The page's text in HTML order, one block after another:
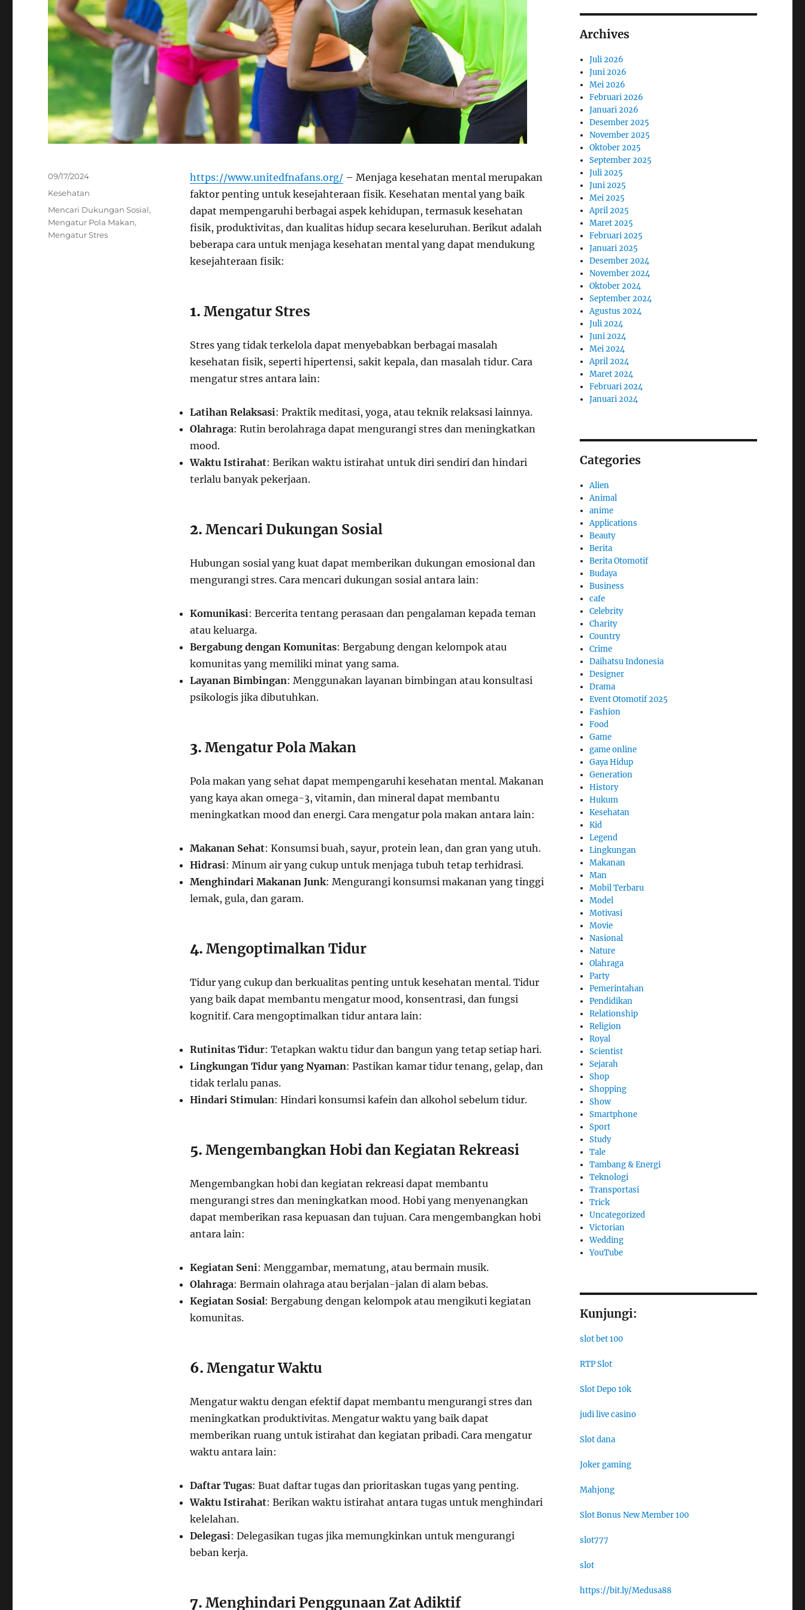
https://www.unitedfnafans.org/– Menjaga kesehatan mental merupakan
faktor penting untuk kesejahteraan fisik. Kesehatan mental yang baik
dapat mempengaruhi berbagai aspek kehidupan, termasuk kesehatan
fisik, produktivitas, dan kualitas hidup secara keseluruhan. Berikut adalah
beberapa cara untuk menjaga kesehatan mental yang dapat mendukung
kesejahteraan fisik:
1. Mengatur Stres
Stres yang tidak terkelola dapat menyebabkan berbagai masalah
kesehatan fisik, seperti hipertensi, sakit kepala, dan masalah tidur. Cara
mengatur stres antara lain:
Latihan Relaksasi: Praktik meditasi, yoga, atau teknik relaksasi lainnya.
Olahraga: Rutin berolahraga dapat mengurangi stres dan meningkatkan
mood.
Waktu Istirahat: Berikan waktu istirahat untuk diri sendiri dan hindari
terlalu banyak pekerjaan.
2. Mencari Dukungan Sosial
Hubungan sosial yang kuat dapat memberikan dukungan emosional dan
mengurangi stres. Cara mencari dukungan sosial antara lain:
Komunikasi: Bercerita tentang perasaan dan pengalaman kepada teman
atau keluarga.
Bergabung dengan Komunitas: Bergabung dengan kelompok atau
komunitas yang memiliki minat yang sama.
Layanan Bimbingan: Menggunakan layanan bimbingan atau konsultasi
psikologis jika dibutuhkan.
3. Mengatur Pola Makan
Pola makan yang sehat dapat mempengaruhi kesehatan mental. Makanan
yang kaya akan omega-3, vitamin, dan mineral dapat membantu
meningkatkan mood dan energi. Cara mengatur pola makan antara lain:
Makanan Sehat: Konsumsi buah, sayur, protein lean, dan gran yang utuh.
Hidrasi: Minum air yang cukup untuk menjaga tubuh tetap terhidrasi.
Menghindari Makanan Junk: Mengurangi konsumsi makanan yang tinggi
lemak, gula, dan garam.
4. Mengoptimalkan Tidur
Tidur yang cukup dan berkualitas penting untuk kesehatan mental. Tidur
yang baik dapat membantu mengatur mood, konsentrasi, dan fungsi
kognitif. Cara mengoptimalkan tidur antara lain:
Rutinitas Tidur: Tetapkan waktu tidur dan bangun yang tetap setiap hari.
Lingkungan Tidur yang Nyaman: Pastikan kamar tidur tenang, gelap, dan
tidak terlalu panas.
Hindari Stimulan: Hindari konsumsi kafein dan alkohol sebelum tidur.
5. Mengembangkan Hobi dan Kegiatan Rekreasi
Mengembangkan hobi dan kegiatan rekreasi dapat membantu
mengurangi stres dan meningkatkan mood. Hobi yang menyenangkan
dapat memberikan rasa kepuasan dan tujuan. Cara mengembangkan hobi
antara lain:
Kegiatan Seni: Menggambar, mematung, atau bermain musik.
Olahraga: Bermain olahraga atau berjalan-jalan di alam bebas.
Kegiatan Sosial: Bergabung dengan kelompok atau mengikuti kegiatan
komunitas.
6. Mengatur Waktu
Mengatur waktu dengan efektif dapat membantu mengurangi stres dan
meningkatkan produktivitas. Mengatur waktu yang baik dapat
memberikan ruang untuk istirahat dan kegiatan pribadi. Cara mengatur
waktu antara lain:
Daftar Tugas: Buat daftar tugas dan prioritaskan tugas yang penting.
Waktu Istirahat: Berikan waktu istirahat antara tugas untuk menghindari
kelelahan.
Delegasi: Delegasikan tugas jika memungkinkan untuk mengurangi
beban kerja.
7. Menghindari Penggunaan Zat Adiktif
Posted
09/17/2024
Categories
Kesehatan
Tags
Mencari Dukungan Sosial,
Mengatur Pola Makan,
Mengatur Stres
Archives
Juli 2026
Juni 2026
Mei 2026
Februari 2026
Januari 2026
Desember 2025
November 2025
Oktober 2025
September 2025
Juli 2025
Juni 2025
Mei 2025
April 2025
Maret 2025
Februari 2025
Januari 2025
Desember 2024
November 2024
Oktober 2024
September 2024
Agustus 2024
Juli 2024
Juni 2024
Mei 2024
April 2024
Maret 2024
Februari 2024
Januari 2024
Categories
Alien
Animal
anime
Applications
Beauty
Berita
Berita Otomotif
Budaya
Business
cafe
Celebrity
Charity
Country
Crime
Daihatsu Indonesia
Designer
Drama
Event Otomotif 2025
Fashion
Food
Game
game online
Gaya Hidup
Generation
History
Hukum
Kesehatan
Kid
Legend
Lingkungan
Makanan
Man
Mobil Terbaru
Model
Motivasi
Movie
Nasional
Nature
Olahraga
Party
Pemerintahan
Pendidikan
Relationship
Religion
Royal
Scientist
Sejarah
Shop
Shopping
Show
Smartphone
Sport
Study
Tale
Tambang & Energi
Teknologi
Transportasi
Trick
Uncategorized
Victorian
Wedding
YouTube
Kunjungi:
slot bet 100
RTP Slot
Slot Depo 10k
judi live casino
Slot dana
Joker gaming
Mahjong
Slot Bonus New Member 100
slot777
slot
https://bit.ly/Medusa88